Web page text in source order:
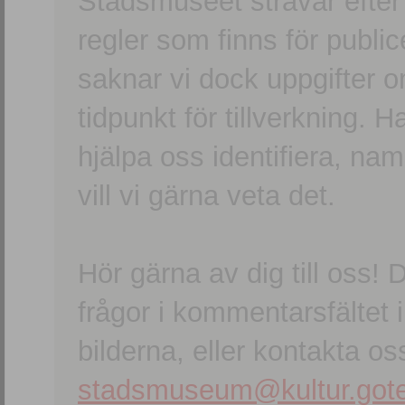
regler som finns för
saknar vi dock uppgifter
tidpunkt för tillverkning.
hjälpa oss identifiera,
vill vi gärna veta det.
Hör gärna av dig till oss!
frågor i kommentarsfältet
bilderna, eller kontakta